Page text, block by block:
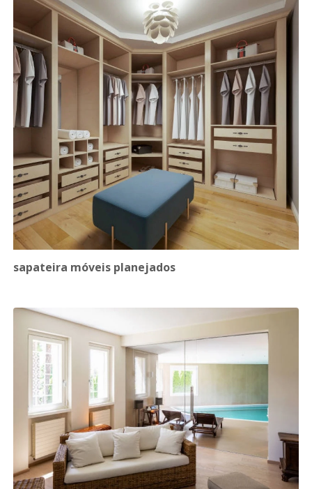
sapateira móveis planejados